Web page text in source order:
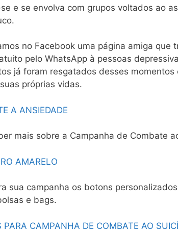
e se envolva com grupos voltados ao
no Facebook uma página amiga que
pelo WhatsApp à pessoas
já foram resgatados desses
próprias vidas.
A ANSIEDADE
mais sobre a Campanha de Combate
AMARELO
sua campanha os botons
e bags.
PARA CAMPANHA DE COMBATE AO